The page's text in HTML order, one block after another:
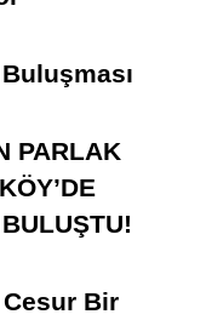
PARLAK
Cesur Bir